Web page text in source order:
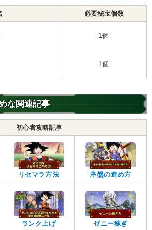
必要秘宝個数
1個
1個
な関連記事
初心者攻略記事
リセマラ方法 序盤の進め方
ランク上げ ゼニー稼ぎ